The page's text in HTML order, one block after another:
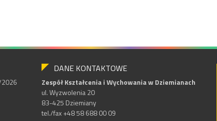
DANE KONTAKTOWE
Zespół Kształcenia i Wychowania w Dziemianach
ul. Wyzwolenia 20
83-425 Dziemiany
tel./fax +48 58 688 00 09